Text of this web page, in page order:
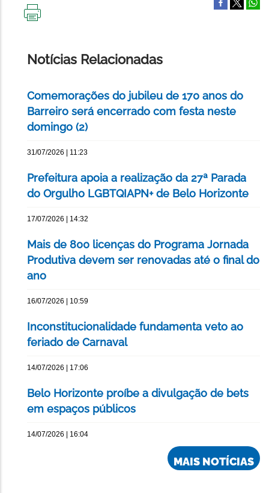
Notícias Relacionadas
Comemorações do jubileu de 170 anos do
Barreiro será encerrado com festa neste
domingo (2)
31/07/2026 | 11:23
Prefeitura apoia a realização da 27ª Parada
do Orgulho LGBTQIAPN+ de Belo Horizonte
17/07/2026 | 14:32
Mais de 800 licenças do Programa Jornada
Produtiva devem ser renovadas até o final do
ano
16/07/2026 | 10:59
Inconstitucionalidade fundamenta veto ao
feriado de Carnaval
14/07/2026 | 17:06
Belo Horizonte proíbe a divulgação de bets
em espaços públicos
14/07/2026 | 16:04
MAIS NOTÍCIAS